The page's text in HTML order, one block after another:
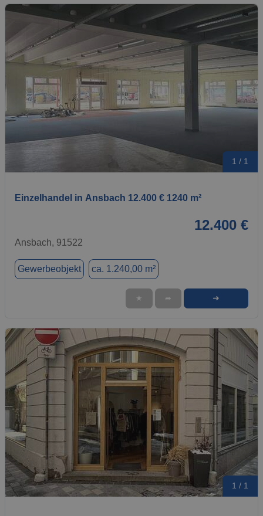
1 / 1
Einzelhandel in Ansbach 12.400 € 1240 m²
12.400 €
Ansbach, 91522
Gewerbeobjekt ca. 1.240,00 m²
★ ➦ ➜
1 / 1